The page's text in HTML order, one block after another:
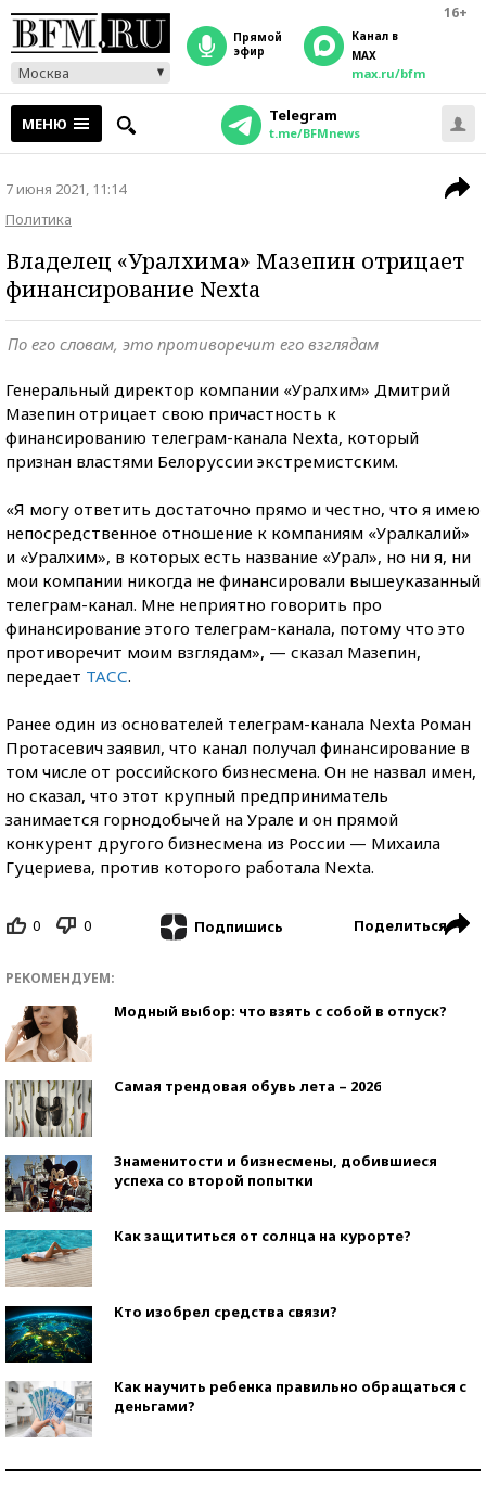
16+
Москва
прямой
эфир
Канал в
MAX
max.ru/bfm
МЕНЮ Telegram
t.me/BFMnews
7 июня 2021, 11:14
Политика
Владелец «Уралхима» Мазепин отрицает
финансирование Nexta
По его словам, это противоречит его взглядам
Генеральный директор компании «Уралхим» Дмитрий
Мазепин отрицает свою причастность к
финансированию телеграм-канала Nexta, который
признан властями Белоруссии экстремистским.
«Я могу ответить достаточно прямо и честно, что я имею
непосредственное отношение к компаниям «Уралкалий»
и «Уралхим», в которых есть название «Урал», но ни я, ни
мои компании никогда не финансировали вышеуказанный
телеграм-канал. Мне неприятно говорить про
финансирование этого телеграм-канала, потому что это
противоречит моим взглядам», — сказал Мазепин,
передает ТАСС.
Ранее один из основателей телеграм-канала Nexta Роман
Протасевич заявил, что канал получал финансирование в
том числе от российского бизнесмена. Он не назвал имен,
но сказал, что этот крупный предприниматель
занимается горнодобычей на Урале и он прямой
конкурент другого бизнесмена из России — Михаила
Гуцериева, против которого работала Nexta.
0 0 Подпишись Поделиться
РЕКОМЕНДУЕМ:
Модный выбор: что взять с собой в отпуск?
Самая трендовая обувь лета – 2026
Знаменитости и бизнесмены, добившиеся
успеха со второй попытки
Как защититься от солнца на курорте?
Кто изобрел средства связи?
Как научить ребенка правильно обращаться с
деньгами?